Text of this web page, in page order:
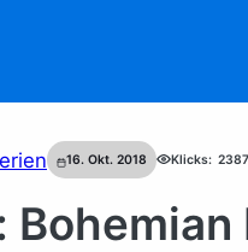
16. Okt. 2018 Klicks: